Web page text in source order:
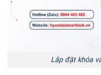
Lắp đặt khóa